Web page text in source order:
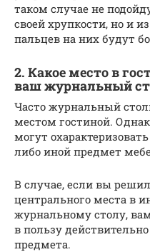
таком случае не
своей хрупкости, но и
пальцев на них будут
2. Какое место в
ваш журнальный
Часто журнальный
местом гостиной.
могут
либо иной предмет
В случае, если вы
центрального места в
журнальному столу,
в пользу
предмета.